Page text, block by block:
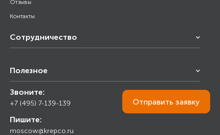
Отзывы
Контакты
Сотрудничество
Снабжение строительства
Торговым организациям
Полезное
Калькулятор
Прайс лист
Ответы на вопросы
Звоните:
+7 (495) 7-139-139
Пишите:
moscow@krepco.ru
Отправить заявку